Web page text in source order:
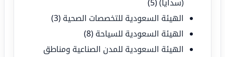
(سدايا)(5)
الهيئة السعودية للتخصصات الصحية (3)
الهيئة السعودية للسياحة (8)
الهيئة السعودية للمدن الصناعية ومناطق